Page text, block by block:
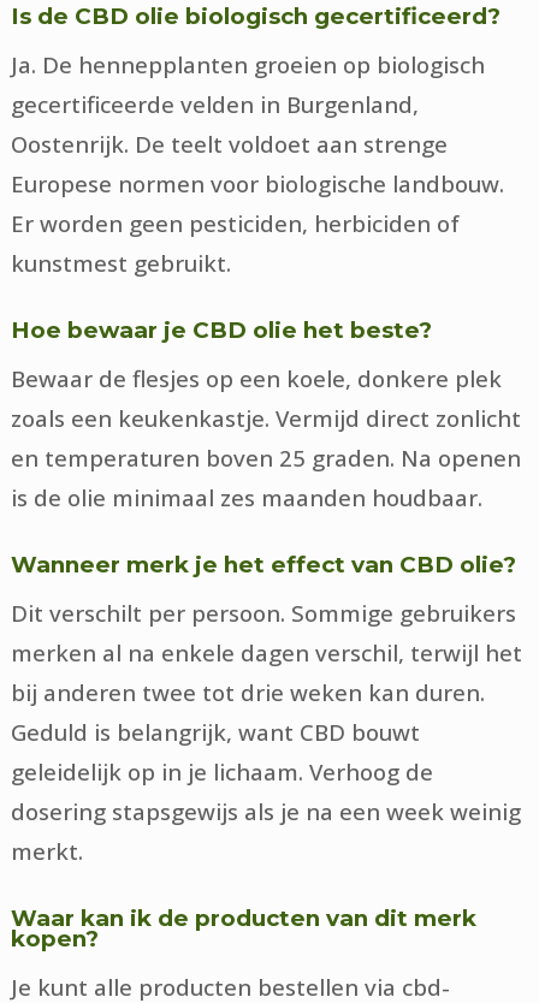
Is de CBD olie biologisch gecertificeerd?
Ja. De hennepplanten groeien op biologisch
gecertificeerde velden in Burgenland,
Oostenrijk. De teelt voldoet aan strenge
Europese normen voor biologische landbouw.
Er worden geen pesticiden, herbiciden of
kunstmest gebruikt.
Hoe bewaar je CBD olie het beste?
Bewaar de flesjes op een koele, donkere plek
zoals een keukenkastje. Vermijd direct zonlicht
en temperaturen boven 25 graden. Na openen
is de olie minimaal zes maanden houdbaar.
Wanneer merk je het effect van CBD olie?
Dit verschilt per persoon. Sommige gebruikers
merken al na enkele dagen verschil, terwijl het
bij anderen twee tot drie weken kan duren.
Geduld is belangrijk, want CBD bouwt
geleidelijk op in je lichaam. Verhoog de
dosering stapsgewijs als je na een week weinig
merkt.
Waar kan ik de producten van dit merk
kopen?
Je kunt alle producten bestellen via cbd-